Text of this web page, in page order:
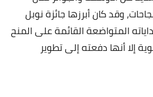
وقد كان أبرزها جائزة نوبل
المتواضعة القائمة على المنح
إلا أنها دفعته إلى تطوير